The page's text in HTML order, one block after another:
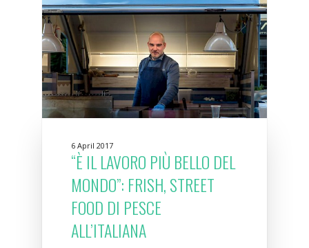
6 April 2017
“È IL LAVORO PIÙ BELLO DEL
MONDO”: FRISH, STREET
FOOD DI PESCE
ALL’ITALIANA